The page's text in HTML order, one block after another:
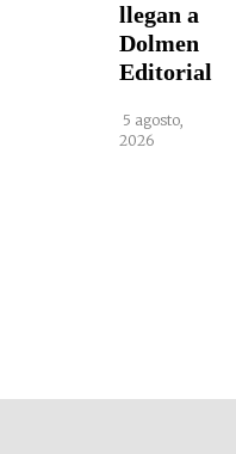
llegan a
Dolmen
Editorial
5 agosto,
2026